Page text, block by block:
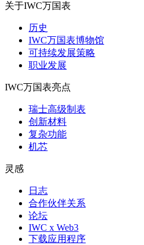
关于IWC万国表
历史
IWC万国表博物馆
可持续发展策略
职业发展
IWC万国表亮点
瑞士高级制表
创新材料
复杂功能
机芯
灵感
日志
合作伙伴关系
论坛
IWC x Web3
下载应用程序